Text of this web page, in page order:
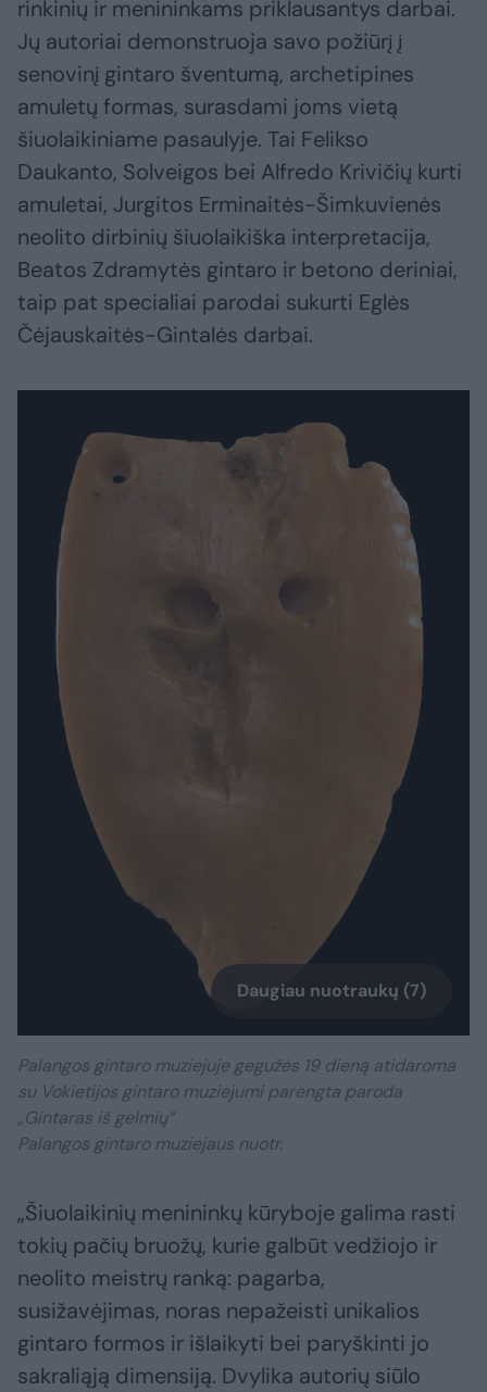
rinkinių ir menininkams priklausantys darbai.
Jų autoriai demonstruoja savo požiūrį į
senovinį gintaro šventumą, archetipines
amuletų formas, surasdami joms vietą
šiuolaikiniame pasaulyje. Tai Felikso
Daukanto, Solveigos bei Alfredo Krivičių kurti
amuletai, Jurgitos Erminaitės-Šimkuvienės
neolito dirbinių šiuolaikiška interpretacija,
Beatos Zdramytės gintaro ir betono deriniai,
taip pat specialiai parodai sukurti Eglės
Čėjauskaitės-Gintalės darbai.
Daugiau nuotraukų (7)
Palangos gintaro muziejuje gegužės 19 dieną atidaroma
su Vokietijos gintaro muziejumi parengta paroda
„Gintaras iš gelmių“
Palangos gintaro muziejaus nuotr.
„Šiuolaikinių menininkų kūryboje galima rasti
tokių pačių bruožų, kurie galbūt vedžiojo ir
neolito meistrų ranką: pagarba,
susižavėjimas, noras nepažeisti unikalios
gintaro formos ir išlaikyti bei paryškinti jo
sakraliąją dimensiją. Dvylika autorių siūlo